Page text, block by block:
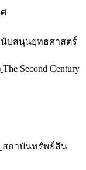
บสนุนยุทธศาสตร์
The Second Century
สถาบันทรัพย์สิน